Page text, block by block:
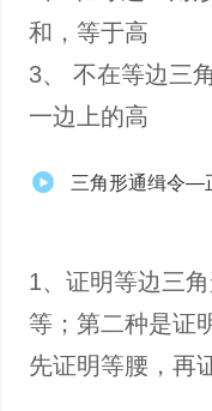
和，等于高
3、 不在等边三
一边上的高
三角形通缉令—
1、证明等边三
等；第二种是证
先证明等腰，再